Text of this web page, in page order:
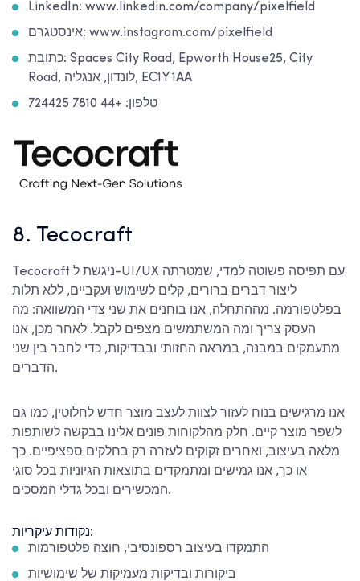
LinkedIn: www.linkedin.com/company/pixelfield
אינסטגרם: www.instagram.com/pixelfield
כתובת: Spaces City Road, Epworth House25, City
Road, לונדון, אנגליה, EC1Y 1AA
טלפון: +44 7810 724425
8. Tecocraft
Tecocraft ניגשת ל-UI/UX עם תפיסה פשוטה למדי, שמטרתה
ליצור דברים ברורים, קלים לשימוש ועקביים, ללא תלות
בפלטפורמה. מההתחלה, אנו בוחנים את שני צדי המשוואה: מה
העסק צריך ומה המשתמשים מצפים לקבל. לאחר מכן, אנו
מתעמקים במבנה, במראה החזותי ובבדיקות, כדי לחבר בין שני
הדברים.
אנו מרגישים בנוח לעזור לצוות לעצב מוצר חדש לחלוטין, כמו גם
לשפר מוצר קיים. חלק מהלקוחות פונים אלינו בבקשה לשותפות
מלאה בעיצוב, ואחרים זקוקים לעזרה רק בחלקים ספציפיים. כך
או כך, אנו גמישים ומתמקדים בתוצאות הגיוניות בכל סוגי
המכשירים ובכל גדלי המסכים.
נקודות עיקריות:
התמקדו בעיצוב רספונסיבי, חוצה פלטפורמות
ביקורות ובדיקות מעמיקות של שימושיות